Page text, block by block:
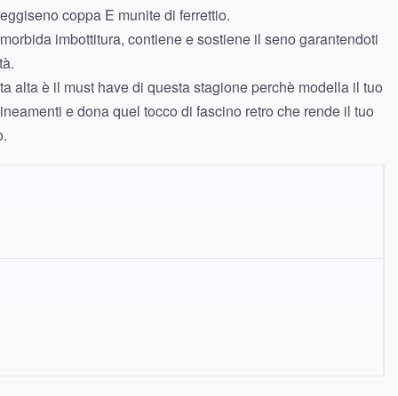
coppa E munite di ferrettio.
imbottitura, contiene e sostiene il seno garantendoti
alta è il must have di questa stagione perchè modella il tuo
e dona quel tocco di fascino retro che rende il tuo